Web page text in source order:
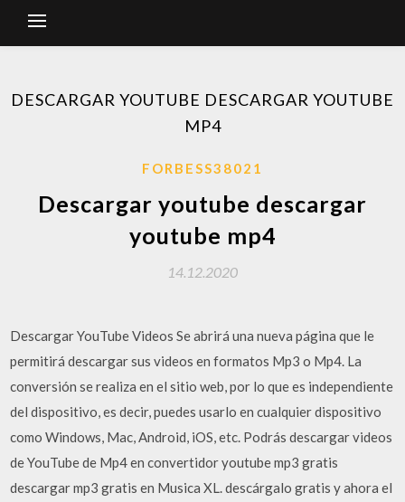
DESCARGAR YOUTUBE DESCARGAR YOUTUBE
MP4
FORBESS38021
Descargar youtube descargar
youtube mp4
14.12.2020
Descargar YouTube Videos Se abrirá una nueva página que le
permitirá descargar sus videos en formatos Mp3 o Mp4. La
conversión se realiza en el sitio web, por lo que es independiente
del dispositivo, es decir, puedes usarlo en cualquier dispositivo
como Windows, Mac, Android, iOS, etc. Podrás descargar videos
de YouTube de Mp4 en convertidor youtube mp3 gratis
descargar mp3 gratis en Musica XL. descárgalo gratis y ahora el